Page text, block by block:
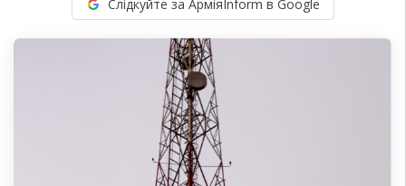
Слідкуйте за АрміяInform в Google